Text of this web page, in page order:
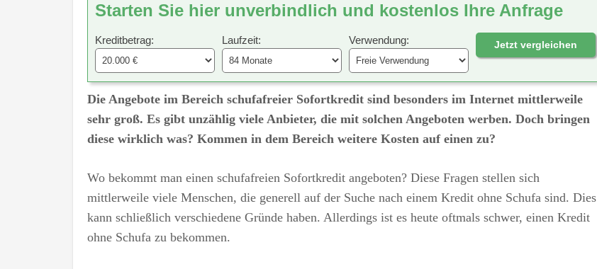
Starten Sie hier unverbindlich und kostenlos Ihre Anfrage
Kreditbetrag: Laufzeit: Verwendung: Jetzt vergleichen
Die Angebote im Bereich schufafreier Sofortkredit sind besonders im Internet mittlerweile
sehr groß. Es gibt unzählig viele Anbieter, die mit solchen Angeboten werben. Doch bringen
diese wirklich was? Kommen in dem Bereich weitere Kosten auf einen zu?
Wo bekommt man einen schufafreien Sofortkredit angeboten? Diese Fragen stellen sich
mittlerweile viele Menschen, die generell auf der Suche nach einem Kredit ohne Schufa sind. Dies
kann schließlich verschiedene Gründe haben. Allerdings ist es heute oftmals schwer, einen Kredit
ohne Schufa zu bekommen.